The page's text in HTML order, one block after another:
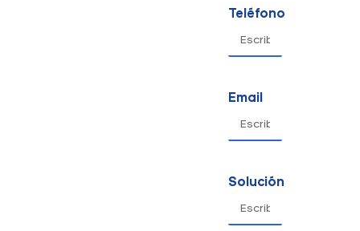
Teléfono
Email
Solución